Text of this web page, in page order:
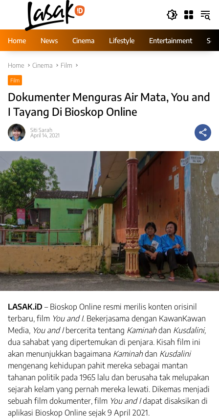
Home
News Cinema Lifestyle Entertainment
Home Cinema Film
Film
Dokumenter Menguras Air Mata, You and
I Tayang Di Bioskop Online
Siti Sarah
April 14, 2021
LASAK.iD – Bioskop Online resmi merilis konten orisinil
terbaru, film You and I. Bekerjasama dengan KawanKawan
Media, You and Ibercerita tentang Kaminahdan Kusdalini,
dua sahabat yang dipertemukan di penjara. Kisah film ini
akan menunjukkan bagaimana Kaminahdan Kusdalini
mengenang kehidupan pahit mereka sebagai mantan
tahanan politik pada 1965 lalu dan berusaha tak melupakan
sejarah kelam yang pernah mereka lewati. Dikemas menjadi
sebuah film dokumenter, film You and Idapat disaksikan di
aplikasi Bioskop Online sejak 9 April 2021.